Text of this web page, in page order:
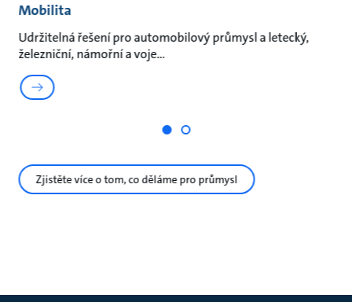
Mobilita
Udržitelná řešení pro automobilový průmysl a letecký,
železniční, námořní a voje
Zjistěte více o tom, co děláme pro průmysl